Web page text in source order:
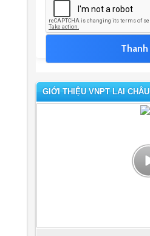
GIỚI THIỆU VNPT LAI CHÂU